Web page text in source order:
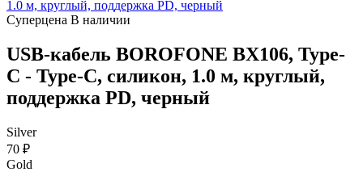
Суперцена В наличии
USB-кабель BOROFONE BX106, Type-
C - Type-C, силикон, 1.0 м, круглый,
поддержка PD, черный
Silver
70 ₽
Gold